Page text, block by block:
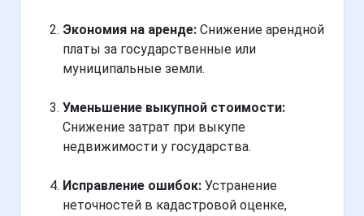
Экономия на аренде: Снижение арендной
платы за государственные или
муниципальные земли.
Уменьшение выкупной стоимости:
Снижение затрат при выкупе
недвижимости у государства.
Исправление ошибок: Устранение
неточностей в кадастровой оценке,